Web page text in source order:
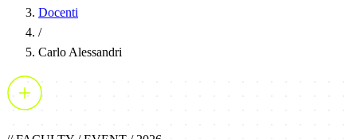
Docenti
/
Carlo Alessandri